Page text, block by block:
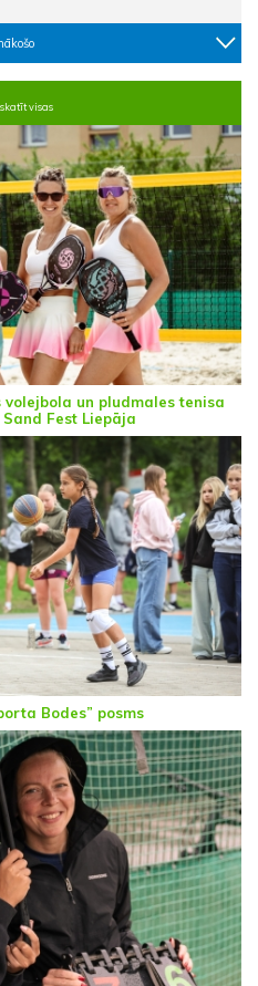
skatīt visas
un pludmales tenisa
Fest Liepāja
Bodes” posms